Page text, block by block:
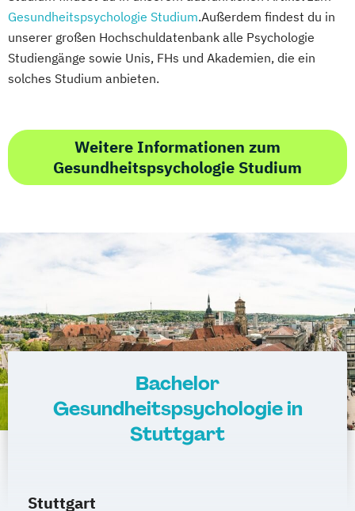
Gesundheitspsychologie Studium.Außerdem findest du in
unserer großen Hochschuldatenbank alle Psychologie
Studiengänge sowie Unis, FHs und Akademien, die ein
solches Studium anbieten.
Weitere Informationen zum
Gesundheitspsychologie Studium
Bachelor
Gesundheitspsychologie in
Stuttgart
Stuttgart